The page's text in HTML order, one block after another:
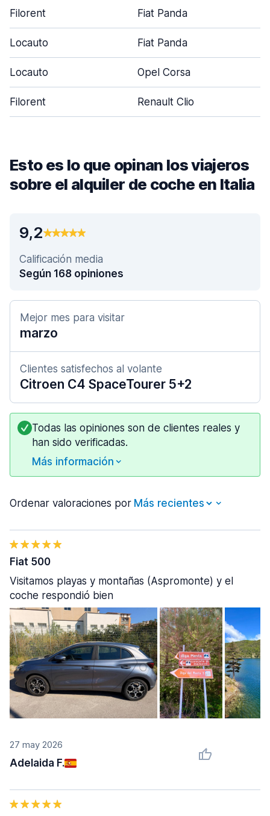
Filorent Fiat Panda
Locauto Fiat Panda
Locauto Opel Corsa
Filorent Renault Clio
Esto es lo que opinan los viajeros
sobre el alquiler de coche en Italia
9,2
Calificación media
Según 168 opiniones
Mejor mes para visitar
marzo
Clientes satisfechos al volante
Citroen C4 SpaceTourer 5+2
Todas las opiniones son de clientes reales y
han sido verificadas.
Más información
Ordenar valoraciones por
27 may 2026
Adelaida F.
Fiat 500
Visitamos playas y montañas (Aspromonte) y el
coche respondió bien